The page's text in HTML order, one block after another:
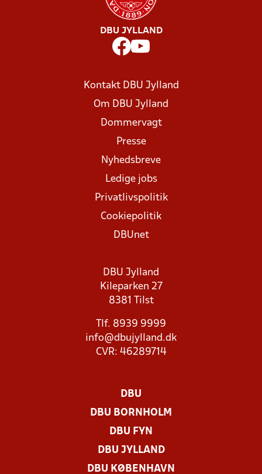
DBU JYLLAND
Kontakt DBU Jylland
Om DBU Jylland
Dommervagt
Presse
Nyhedsbreve
Ledige jobs
Privatlivspolitik
Cookiepolitik
DBUnet
DBU Jylland
Kileparken 27
8381 Tilst
Tlf. 8939 9999
info@dbujylland.dk
CVR: 46289714
DBU
DBU BORNHOLM
DBU FYN
DBU JYLLAND
DBU KØBENHAVN